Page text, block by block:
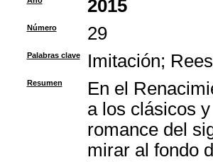
2015
Número 29
Palabras clave Imitación;
Resumen
En el
a los clásicos
romance del
mirar al fondo